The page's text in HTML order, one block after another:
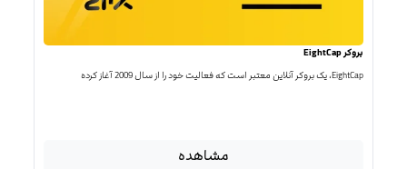
بروکر EightCap
EightCap، یک بروکر آنلاین معتبر است که فعالیت خود را از سال 2009 آغاز کرده
مشاهده